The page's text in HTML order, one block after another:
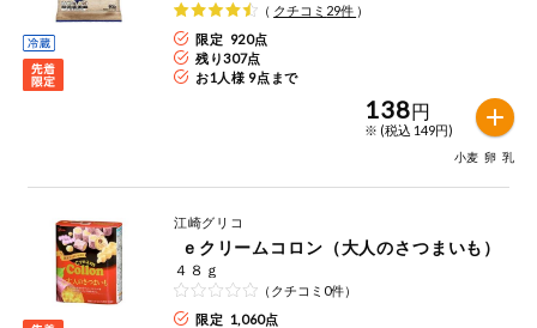
（ クチコミ 29件 ）
限定 920点
残り307点
お1人様 9点まで
138円
※ (税込 149円)
小麦 卵 乳
江崎グリコ
ｅクリームコロン（大人のさつまいも）
４８ｇ
（クチコミ0件）
限定 1,060点